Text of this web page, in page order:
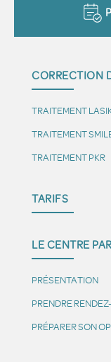
CORRECTION
TRAITEMENT
TRAITEMENT
TRAITEMENT PKR
TARIFS
LE CENTRE
PRÉSENTATION
PRENDRE
PRÉPARER SON